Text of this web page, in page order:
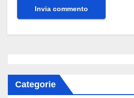
Categorie